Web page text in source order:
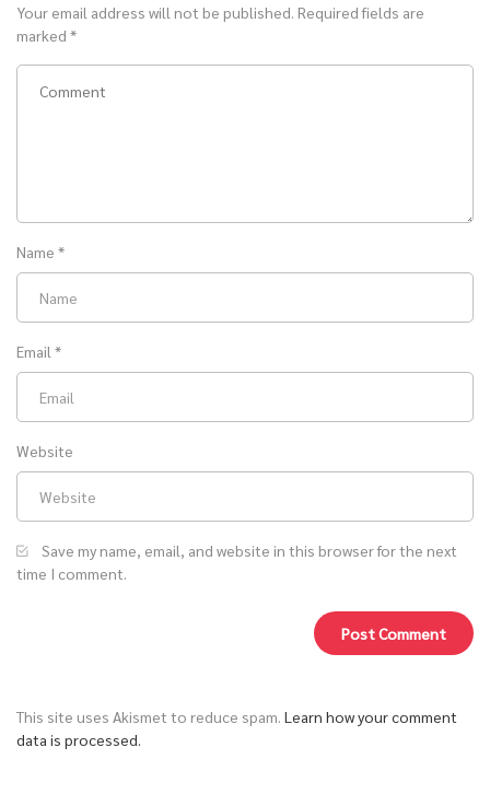
Your email address will not be published. Required fields are
marked *
Name *
Email *
Website
Save my name, email, and website in this browser for the next
time I comment.
This site uses Akismet to reduce spam. Learn how your comment
data is processed.